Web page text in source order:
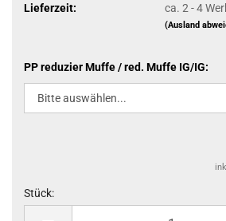
Lieferzeit:
ca. 2 - 4
(Ausland
PP reduzier Muffe / red. Muffe IG/IG:
Stück: